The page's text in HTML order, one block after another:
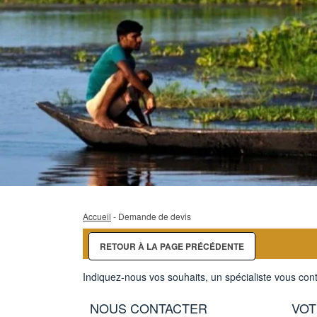
Accueil - Demande de devis
RETOUR À LA PAGE PRÉCÉDENTE
Indiquez-nous vos souhaits, un spécialiste vous
NOUS CONTACTER